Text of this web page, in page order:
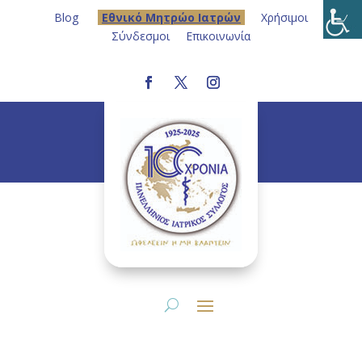
Blog Eθνικό Μητρώο Ιατρών
Χρήσιμοι
Σύνδεσμοι
Επικοινωνία